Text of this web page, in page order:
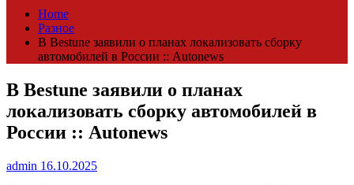
Home
Разное
В Bestune заявили о планах локализовать сборку
автомобилей в России :: Autonews
В Bestune заявили о планах
локализовать сборку автомобилей в
России :: Autonews
admin 16.10.2025